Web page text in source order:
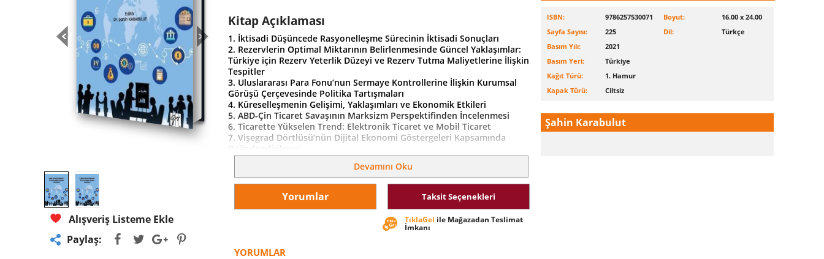
Alışveriş Listeme Ekle
Paylaş:
Kitap Açıklaması
1. İktisadi Düşüncede Rasyonelleşme Sürecinin İktisadi Sonuçları
2. Rezervlerin Optimal Miktarının Belirlenmesinde Güncel Yaklaşımlar:
Türkiye için Rezerv Yeterlik Düzeyi ve Rezerv Tutma Maliyetlerine İlişkin
Tespitler
3. Uluslararası Para Fonu’nun Sermaye Kontrollerine İlişkin Kurumsal
Görüşü Çerçevesinde Politika Tartışmaları
4. Küreselleşmenin Gelişimi, Yaklaşımları ve Ekonomik Etkileri
5. ABD-Çin Ticaret Savaşının Marksizm Perspektifinden İncelenmesi
6. Ticarette Yükselen Trend: Elektronik Ticaret ve Mobil Ticaret
7. Vişegrad Dörtlüsü’nün Dijital Ekonomi Göstergeleri Kapsamında
Değerlendirilmesi
8. Postmodern Dünyanın Dijital Çağında Sosyal Sermaye-Kalkınma İlişkisi
9. Türkiye’de 1923’ten Günümüze Para Politikası Uygulamalarının
Tarihsel Gelişimi
10. Ekonomik ve Siyasal Gelişmelerle Türkiye Tarihine Bakış (1920-2020)
11. Enerji Bağımlılığı Cari Açık İlişkisi: Panel Nedensellik Analizi
12. İktisat Teorisinde Çevresel Kirlilik ve Gelir Eşitsizliği Arasındaki Farklı
Devamını Oku
Yorumlar Taksit Seçenekleri
TıklaGel ile Mağazadan Teslimat
İmkanı
YORUMLAR
ISBN:
9786257530071
Sayfa Sayısı:
225
Basım Yılı:
2021
Basım Yeri:
Türkiye
Kağıt Türü:
1. Hamur
Kapak Türü:
Ciltsiz
Boyut:
16.00 x 24.00
Dil:
Türkçe
Şahin Karabulut